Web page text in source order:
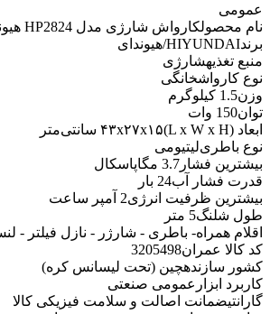
عمومی
نام محصولکارواش شارژی مدل HP2824 هیوندای
برندHIYUNDAI/هیوندای
منبع تغذیهشارژی
نوع کارواشخانگی
وزن1.5 کیلوگرم
توان150 وات
ابعاد (L x W x H)
۴۳x۲۷x۱۵ سانتی‌متر
نوع باطری‌لیتیومی
بیشترین فشار 3.7 مگاپاسکال
قدرت فشار آب24 بار
بیشترین ظرفیت انرژی2 آمپر ساعت
طول شلنگ5 متر
اقلام همراه- باطری - شارژر - نازل فیلتر - لنس -
کد کالا عمران3205498
کشور سازندهچین (تحت لیسانس کره)
کاربرد ابزار عمومی صنعتی
گارانتیضمانت اصالت و سلامت فیزیکی کالا